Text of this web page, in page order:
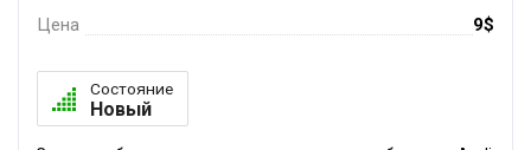
Цена
9$
Состояние
Новый